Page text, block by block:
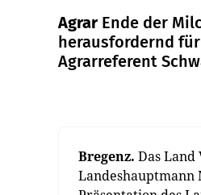
Agrar Ende der
herausfordernd
Agrarreferent
Bregenz. Das